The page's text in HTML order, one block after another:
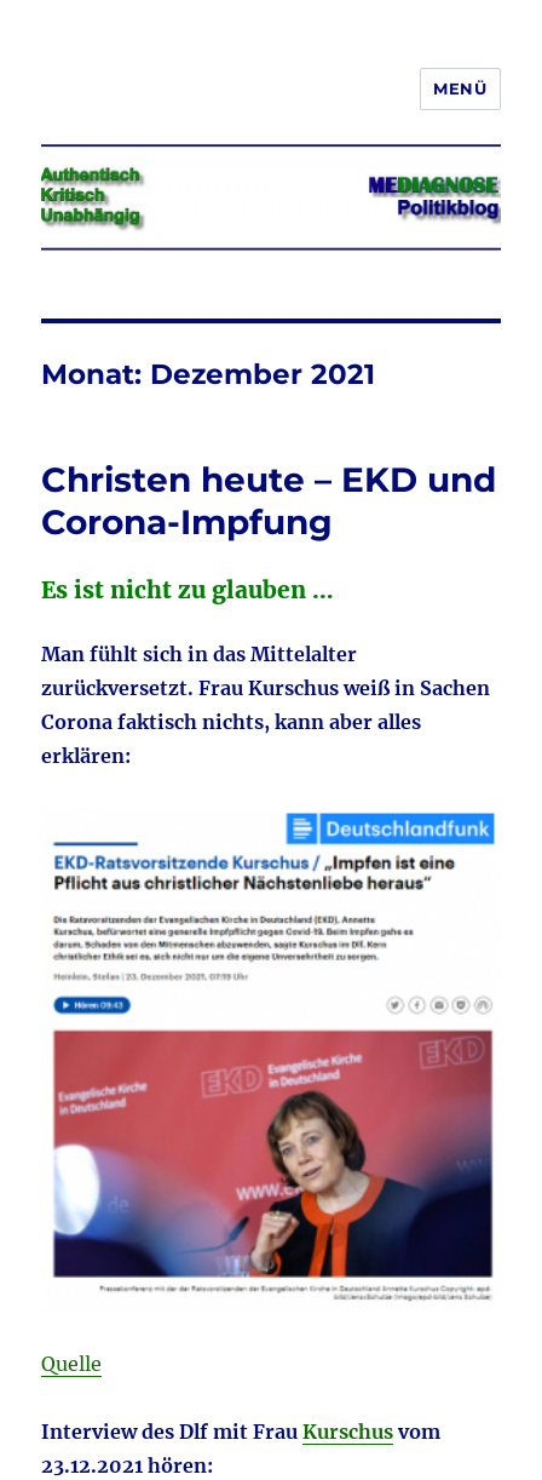
Jeder hat das Recht, seine
Meinung in Wort, Schrift und Bild
frei zu äußern und zu verbreiten
MENÜ
Monat: Dezember 2021
Christen heute – EKD und
Corona-Impfung
Es ist nicht zu glauben …
Man fühlt sich in das Mittelalter
zurückversetzt. Frau Kurschus weiß in Sachen
Corona faktisch nichts, kann aber alles
erklären:
Quelle
Interview des Dlf mit FrauKurschusvom
23.12.2021 hören: